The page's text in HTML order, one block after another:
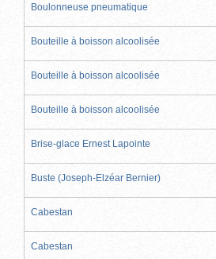
Boulonneuse pneumatique
Bouteille à boisson alcoolisée
Bouteille à boisson alcoolisée
Bouteille à boisson alcoolisée
Brise-glace Ernest Lapointe
Buste (Joseph-Elzéar Bernier)
Cabestan
Cabestan